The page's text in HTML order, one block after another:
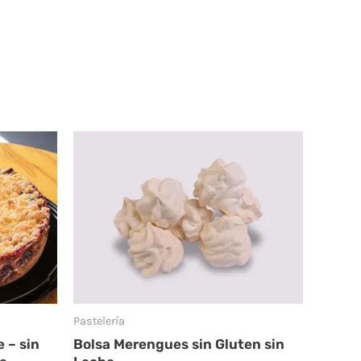
– sin
Pastelería
Bolsa Merengues sin Gluten sin